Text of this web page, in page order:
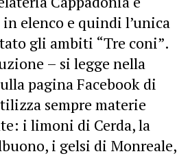
elenco e quindi l’unica
gli ambiti “Tre coni”.
– si legge nella
pagina Facebook di
sempre materie
i limoni di Cerda, la
i gelsi di Monreale,